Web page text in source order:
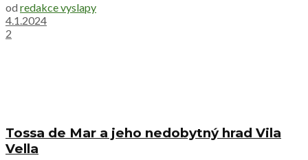
od redakce vyslapy
4.1.2024
2
Tossa de Mar a jeho nedobytný hrad Vila
Vella